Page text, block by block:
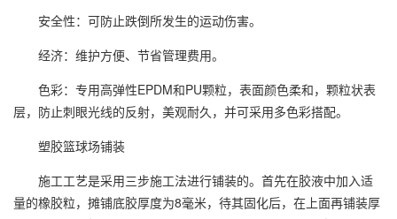
安全性：可防止跌倒所发生的运动伤害。
经济：维护方便、节省管理费用。
色彩：专用高弹性EPDM和PU颗粒，表面颜色柔和，颗粒状表
层，防止刺眼光线的反射，美观耐久，并可采用多色彩搭配。
塑胶篮球场铺装
施工工艺是采用三步施工法进行铺装的。首先在胶液中加入适
量的橡胶粒，摊铺底胶厚度为8毫米，待其固化后，在上面再铺装厚